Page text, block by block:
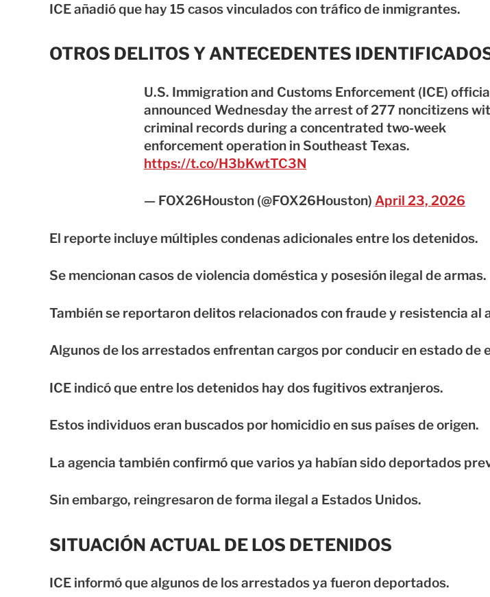
ICE añadió que hay 15 casos vinculados con tráfico de inmigrantes.
OTROS DELITOS Y ANTECEDENTES
U.S. Immigration and Customs Enforcement (ICE)
announced Wednesday the arrest of 277 noncitizens
criminal records during a concentrated two-week
enforcement operation in Southeast Texas.
https://t.co/H3bKwtTC3N
— FOX26Houston (@FOX26Houston) April 23, 2026
El reporte incluye múltiples condenas adicionales entre los detenidos.
Se mencionan casos de violencia doméstica y posesión ilegal de armas.
También se reportaron delitos relacionados con fraude y resistencia al
Algunos de los arrestados enfrentan cargos por conducir en estado de
ICE indicó que entre los detenidos hay dos fugitivos extranjeros.
Estos individuos eran buscados por homicidio en sus países de origen.
La agencia también confirmó que varios ya habían sido deportados
Sin embargo, reingresaron de forma ilegal a Estados Unidos.
SITUACIÓN ACTUAL DE LOS DETENIDOS
ICE informó que algunos de los arrestados ya fueron deportados.